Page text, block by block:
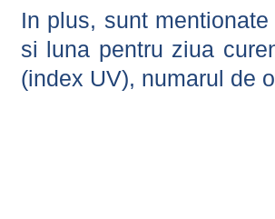
In plus, sunt
si luna pentru ziua
(index UV), numarul de